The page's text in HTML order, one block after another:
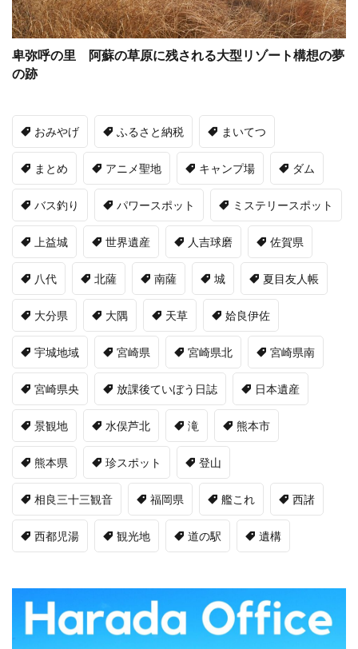
卑弥呼の里 阿蘇の草原に残される大型リゾート構想の夢
の跡
おみやげ ふるさと納税 まいてつ
まとめ アニメ聖地 キャンプ場 ダム
バス釣り パワースポット ミステリースポット
上益城 世界遺産 人吉球磨 佐賀県
八代 北薩 南薩 城 夏目友人帳
大分県 大隅 天草 姶良伊佐
宇城地域 宮崎県 宮崎県北 宮崎県南
宮崎県央 放課後ていぼう日誌 日本遺産
景観地 水俣芦北 滝 熊本市
熊本県 珍スポット 登山
相良三十三観音 福岡県 艦これ 西諸
西都児湯 観光地 道の駅 遺構